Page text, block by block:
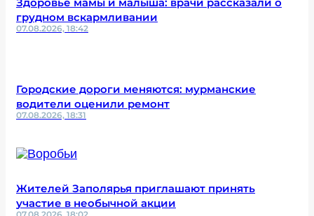
грудном вскармливании
07.08.2026, 18:42
Городские дороги меняются: мурманские
водители оценили ремонт
07.08.2026, 18:31
Жителей Заполярья приглашают принять
участие в необычной акции